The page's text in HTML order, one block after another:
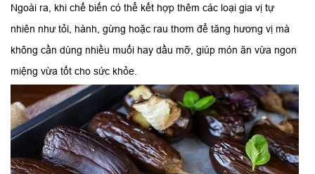
Ngoài ra, khi chế biến có thể kết hợp thêm các loại gia vị tự
nhiên như tỏi, hành, gừng hoặc rau thơm để tăng hương vị mà
không cần dùng nhiều muối hay dầu mỡ, giúp món ăn vừa ngon
miệng vừa tốt cho sức khỏe.